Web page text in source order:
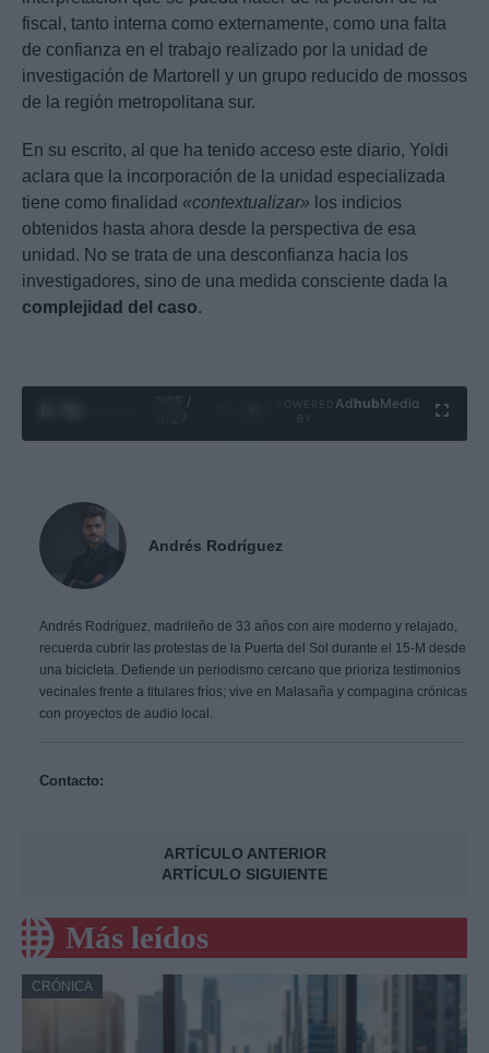
fiscal, tanto interna como externamente, como una falta
de confianza en el trabajo realizado por la unidad de
investigación de Martorell y un grupo reducido de mossos
de la región metropolitana sur.
En su escrito, al que ha tenido acceso este diario, Yoldi
aclara que la incorporación de la unidad especializada
tiene como finalidad «contextualizar» los indicios
obtenidos hasta ahora desde la perspectiva de esa
unidad. No se trata de una desconfianza hacia los
investigadores, sino de una medida consciente dada la
complejidad del caso.
0:06 /
Ad hubMedia
Andrés Rodríguez
Andrés Rodríguez, madrileño de 33 años con aire moderno y relajado,
recuerda cubrir las protestas de la Puerta del Sol durante el 15-M desde
una bicicleta. Defiende un periodismo cercano que prioriza testimonios
vecinales frente a titulares fríos; vive en Malasaña y compagina crónicas
con proyectos de audio local.
Contacto:
ARTÍCULO ANTERIOR
ARTÍCULO SIGUIENTE
Más leídos
CRÓNICA